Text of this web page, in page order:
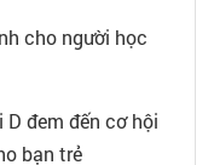
cho người học
đem đến cơ hội
bạn trẻ